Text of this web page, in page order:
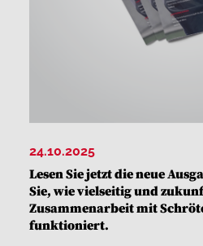
24.10.2025
Lesen Sie jetzt die neue
Sie, wie vielseitig und
Zusammenarbeit mit
funktioniert.